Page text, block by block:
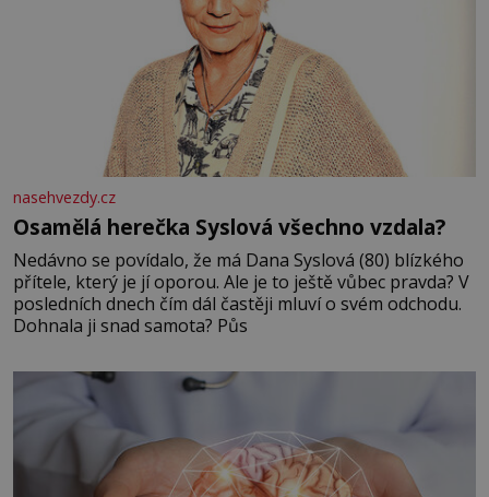
nasehvezdy.cz
Osamělá herečka Syslová všechno vzdala?
Nedávno se povídalo, že má Dana Syslová (80) blízkého
přítele, který je jí oporou. Ale je to ještě vůbec pravda? V
posledních dnech čím dál častěji mluví o svém odchodu.
Dohnala ji snad samota? Půs